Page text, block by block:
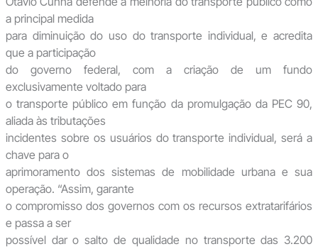
a principal medida
para diminuição do uso do transporte individual, e acredita
que a participação
do governo federal, com a criação de um fundo
exclusivamente voltado para
o transporte público em função da promulgação da PEC 90,
aliada às tributações
incidentes sobre os usuários do transporte individual, será a
chave para o
aprimoramento dos sistemas de mobilidade urbana e sua
operação. “Assim, garante
o compromisso dos governos com os recursos extratarifários
e passa a ser
possível dar o salto de qualidade no transporte das 3.200